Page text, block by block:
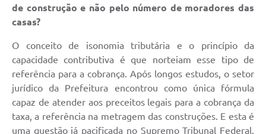
de construção e não pelo número de moradores das
casas?
O conceito de isonomia tributária e o princípio da
capacidade contributiva é que norteiam esse tipo de
referência para a cobrança. Após longos estudos, o setor
jurídico da Prefeitura encontrou como única fórmula
capaz de atender aos preceitos legais para a cobrança da
taxa, a referência na metragem das construções. E esta é
uma questão já pacificada no Supremo Tribunal Federal.